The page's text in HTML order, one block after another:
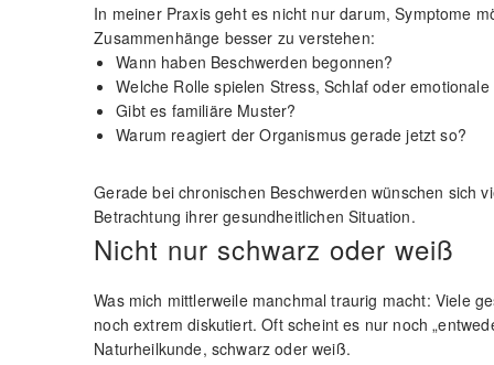
In meiner Praxis geht es nicht nur darum, Symptome
Zusammenhänge besser zu verstehen:
Wann haben Beschwerden begonnen?
Welche Rolle spielen Stress, Schlaf oder
Gibt es familiäre Muster?
Warum reagiert der Organismus gerade jetzt so?
Gerade bei chronischen Beschwerden wünschen sich
Betrachtung ihrer gesundheitlichen Situation.
Nicht nur schwarz oder weiß
Was mich mittlerweile manchmal traurig macht: Viele
noch extrem diskutiert. Oft scheint es nur noch
Naturheilkunde, schwarz oder weiß.